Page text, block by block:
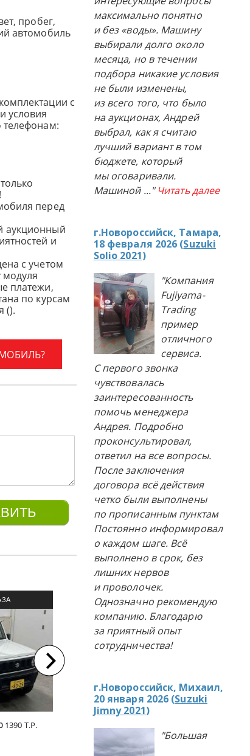
пробег,
автомобиль
с
условия
телефонам:
перед
аукционный
и
с учетом
модуля
платежи,
по курсам
().
1390 Т.Р.
ПРИМЕР ЗАКАЗА
АВТОМОБИЛЯ ИЗ ЯПОНИИ
максимально понятно
и без «воды». Машину
выбирали долго около
месяца, но в течении
подбора никакие условия
не были изменены,
из всего того, что было
на аукционах, Андрей
выбрал, как я считаю
лучший вариант в том
бюджете, который
мы оговаривали.
Машиной ..." Читать далее
г.Новороссийск, Тамара,
18 февраля 2026 (Suzuki
Solio 2021)
"Компания
Fujiyama-
Trading
пример
отличного
сервиса.
С первого звонка
чувствовалась
заинтересованность
помочь менеджера
Андрея. Подробно
проконсультировал,
ответил на все вопросы.
После заключения
договора всё действия
четко были выполнены
по прописанным пунктам
Постоянно информировал
о каждом шаге. Всё
выполнено в срок, без
лишних нервов
и проволочек.
Однозначно рекомендую
компанию. Благодарю
за приятный опыт
сотрудничества!
г.Новороссийск, Михаил,
20 января 2026 (Suzuki
Jimny 2021)
"Большая